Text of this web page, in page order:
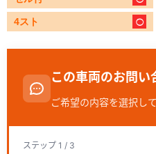
4スト
この車両のお問い
ご希望の内容を選択し
ステップ 1 / 3